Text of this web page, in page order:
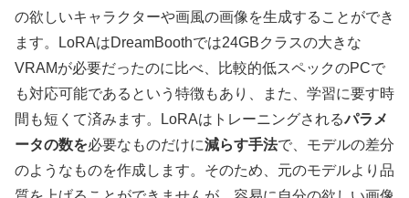
の欲しいキャラクターや画風の画像を生成することができ
ます。LoRAはDreamBoothでは24GBクラスの大きな
VRAMが必要だったのに比べ、比較的低スペックのPCで
も対応可能であるという特徴もあり、また、学習に要す時
間も短くて済みます。LoRAはトレーニングされるパラメ
ータの数を必要なものだけに減らす手法で、モデルの差分
のようなものを作成します。そのため、元のモデルより品